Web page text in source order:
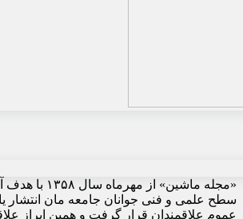
«مجله ماشین» از
سطح علمی و فنی جوانان جامعه مان انتشار
عموم علاقمندان قرار گرفت و همین ابراز